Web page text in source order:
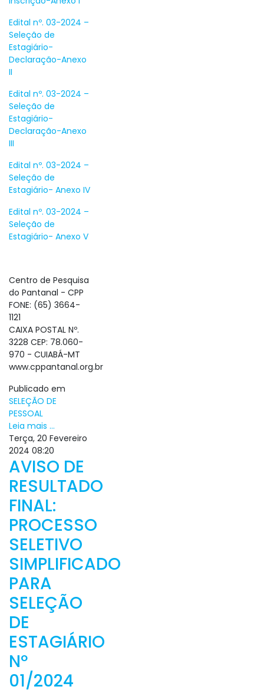
Edital nº. 03-2024 –
Seleção de
Estagiário-
Declaração-Anexo
II
Edital nº. 03-2024 –
Seleção de
Estagiário-
Declaração-Anexo
III
Edital nº. 03-2024 –
Seleção de
Estagiário- Anexo IV
Edital nº. 03-2024 –
Seleção de
Estagiário- Anexo V
Centro de Pesquisa
do Pantanal - CPP
FONE: (65) 3664-
1121
CAIXA POSTAL Nº.
3228 CEP: 78.060-
970 - CUIABÁ-MT
www.cppantanal.org.br
Publicado em
SELEÇÃO DE
PESSOAL
Leia mais ...
Terça, 20 Fevereiro
2024 08:20
AVISO DE
RESULTADO
FINAL:
PROCESSO
SELETIVO
SIMPLIFICADO
PARA
SELEÇÃO
DE
ESTAGIÁRIO
Nº
01/2024